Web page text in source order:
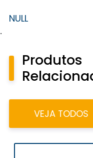
NULL
.
Produtos
VEJA TODOS